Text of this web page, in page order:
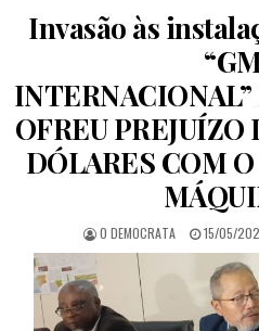
Invasão às
INTERNACIONAL”
OFREU
DÓLARES COM
AUTHOR:
O DEMOCRATA 15/05/